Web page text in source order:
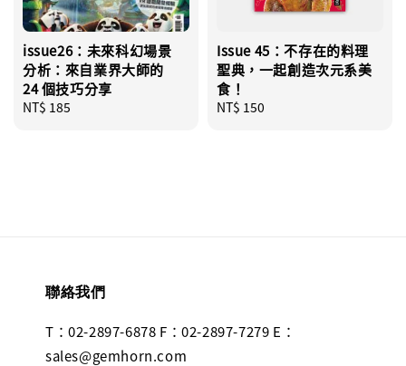
issue26：未來科幻場景
分析：來自業界大師的
24 個技巧分享
Regular
NT$ 185
Issue 45：不存在的料理
聖典，一起創造次元系美
食！
Regular
NT$ 150
聯絡我們
T：02-2897-6878 F：02-2897-7279 E：
sales@gemhorn.com